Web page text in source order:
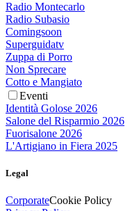
Radio Montecarlo
Radio Subasio
Comingsoon
Superguidatv
Zuppa di Porro
Non Sprecare
Cotto e Mangiato
Eventi
Identità Golose 2026
Salone del Risparmio 2026
Fuorisalone 2026
L'Artigiano in Fiera 2025
Legal
CorporateCookie Policy